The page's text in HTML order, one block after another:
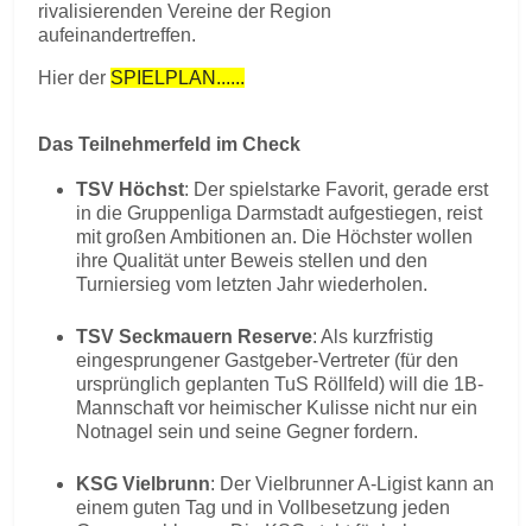
rivalisierenden Vereine der Region
aufeinandertreffen.
Hier der SPIELPLAN......
Das Teilnehmerfeld im Check
TSV Höchst: Der spielstarke Favorit, gerade erst
in die Gruppenliga Darmstadt aufgestiegen, reist
mit großen Ambitionen an. Die Höchster wollen
ihre Qualität unter Beweis stellen und den
Turniersieg vom letzten Jahr wiederholen.
TSV Seckmauern Reserve: Als kurzfristig
eingesprungener Gastgeber-Vertreter (für den
ursprünglich geplanten TuS Röllfeld) will die 1B-
Mannschaft vor heimischer Kulisse nicht nur ein
Notnagel sein und seine Gegner fordern.
KSG Vielbrunn: Der Vielbrunner A-Ligist kann an
einem guten Tag und in Vollbesetzung jeden